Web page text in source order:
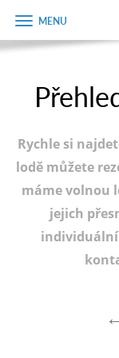
Úvodní strana
Plán plavby
Tipy na výlet
Fotogalerie
Zobrazit
menu
Rychle si
lodě můžete
máme volnou
jejich
dárkového
Jméno
Telefon
E-mail